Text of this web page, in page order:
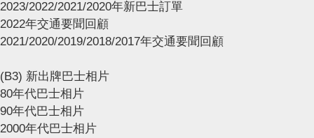
2023/2022/2021/2020年新巴士訂單
2022年交通要聞回顧
2021/2020/2019/2018/2017年交通要聞回顧
(B3) 新出牌巴士相片
80年代巴士相片
90年代巴士相片
2000年代巴士相片